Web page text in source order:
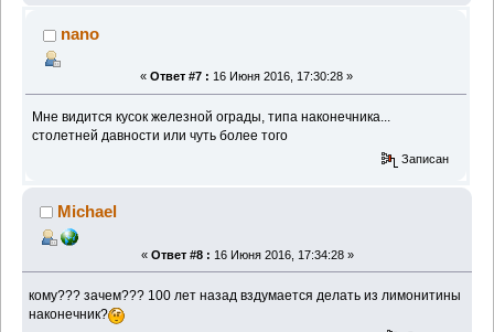
nano
« Ответ #7 : 16 Июня 2016, 17:30:28 »
Мне видится кусок железной ограды, типа наконечника...
столетней давности или чуть более того
Записан
Michael
« Ответ #8 : 16 Июня 2016, 17:34:28 »
кому??? зачем??? 100 лет назад вздумается делать из лимонитины
наконечник?